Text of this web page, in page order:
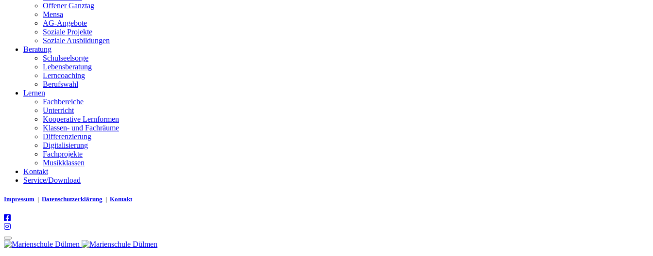
Offener Ganztag
Mensa
AG-Angebote
Soziale Projekte
Soziale Ausbildungen
Beratung
Schulseelsorge
Lebensberatung
Lerncoaching
Berufswahl
Lernen
Fachbereiche
Unterricht
Kooperative Lernformen
Klassen- und Fachräume
Differenzierung
Digitalisierung
Fachprojekte
Musikklassen
Kontakt
Service/Download
Impressum | Datenschutzerklärung | Kontakt